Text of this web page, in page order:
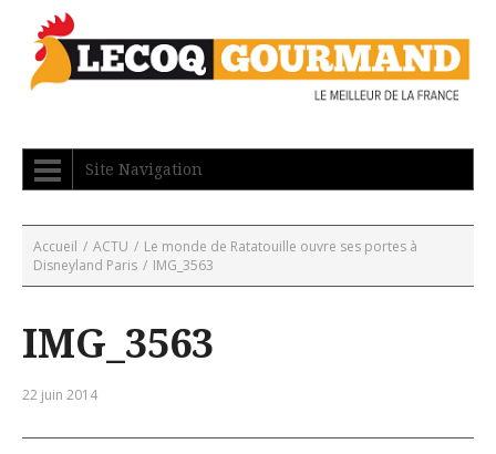
Site Navigation
Accueil / ACTU / Le monde de Ratatouille ouvre ses portes à
Disneyland Paris / IMG_3563
IMG_3563
22 juin 2014